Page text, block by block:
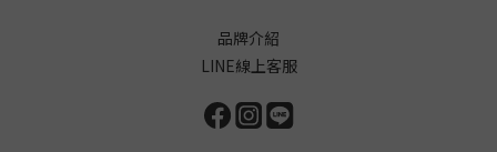
品牌介紹
LINE線上客服